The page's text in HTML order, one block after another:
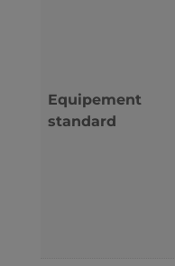
Equipement
standard